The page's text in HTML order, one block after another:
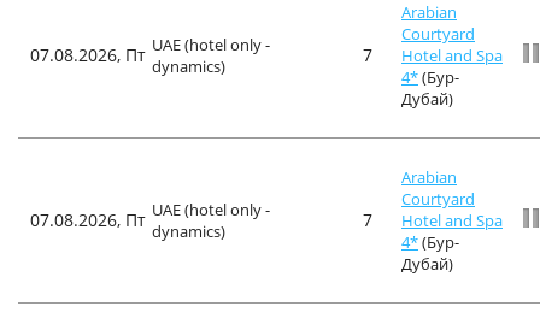
07.08.2026, Пт UAE (hotel only -
dynamics)
7
Arabian
Courtyard
Hotel and Spa
4*(Бур-
Дубай)
07.08.2026, Пт UAE (hotel only -
dynamics)
7
Arabian
Courtyard
Hotel and Spa
4*(Бур-
Дубай)